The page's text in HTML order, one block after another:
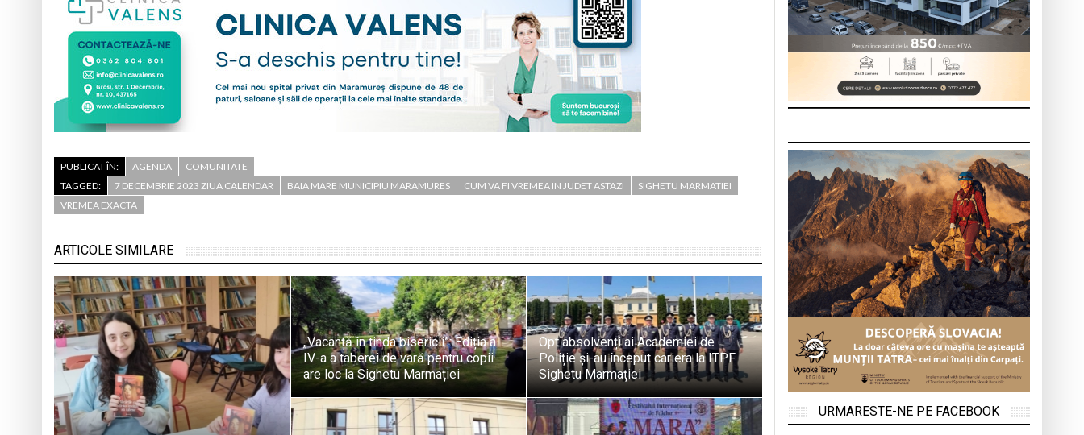
PUBLICAT ÎN: AGENDA
COMUNITATE
TAGGED:
7 DECEMBRIE 2023 ZIUA CALENDAR BAIA MARE MUNICIPIU MARAMURES CUM VA FI VREMEA IN JUDET ASTAZI
SIGHETU MARMATIEI
VREMEA EXACTA
ARTICOLE SIMILARE
„Vacanță în tinda bisericii”: Ediția a
IV-a a taberei de vară pentru copii
are loc la Sighetu Marmației
Opt absolvenți ai Academiei de
Poliție și-au început cariera la ITPF
Sighetu Marmației
URMARESTE-NE PE FACEBOOK